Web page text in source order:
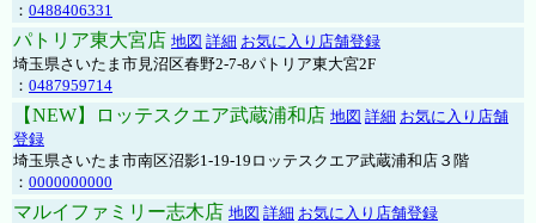
： 0488406331
パトリア東大宮店 地図 詳細 お気に入り店舗登録
埼玉県さいたま市見沼区春野2-7-8パトリア東大宮2F
： 0487959714
【NEW】ロッテスクエア武蔵浦和店 地図 詳細 お気に入り店舗
登録
埼玉県さいたま市南区沼影1-19-19ロッテスクエア武蔵浦和店３階
： 0000000000
マルイファミリー志木店 地図 詳細 お気に入り店舗登録